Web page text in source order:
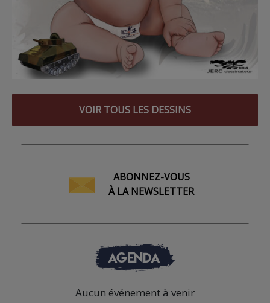
VOIR TOUS LES DESSINS
ABONNEZ-VOUS
À LA NEWSLETTER
AGENDA
Aucun événement à venir